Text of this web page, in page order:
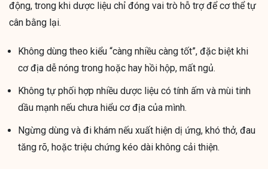
động, trong khi dược liệu chỉ đóng vai trò hỗ trợ để cơ thể tự
cân bằng lại.
Không dùng theo kiểu “càng nhiều càng tốt”, đặc biệt khi
cơ địa dễ nóng trong hoặc hay hồi hộp, mất ngủ.
Không tự phối hợp nhiều dược liệu có tính ấm và mùi tinh
dầu mạnh nếu chưa hiểu cơ địa của mình.
Ngừng dùng và đi khám nếu xuất hiện dị ứng, khó thở, đau
tăng rõ, hoặc triệu chứng kéo dài không cải thiện.